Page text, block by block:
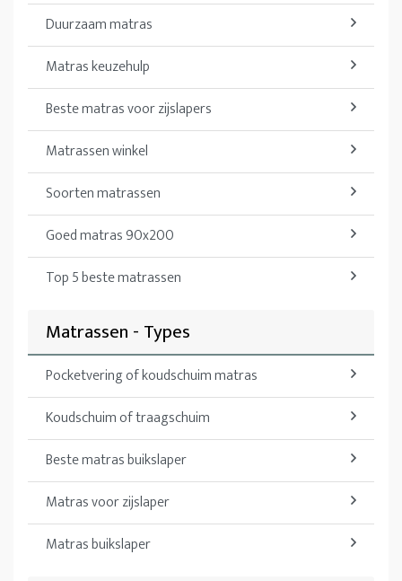
Duurzaam matras
Matras keuzehulp
Beste matras voor zijslapers
Matrassen winkel
Soorten matrassen
Goed matras 90x200
Top 5 beste matrassen
Matrassen - Types
Pocketvering of koudschuim matras
Koudschuim of traagschuim
Beste matras buikslaper
Matras voor zijslaper
Matras buikslaper